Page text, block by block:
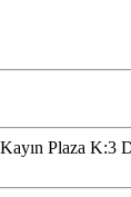
Plaza K:3